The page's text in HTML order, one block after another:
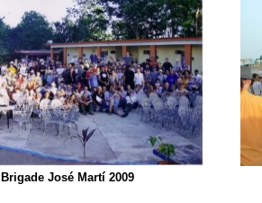
Brigade José Martí 2009